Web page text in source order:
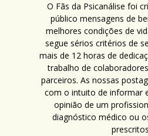
O Fãs da Psicanálise foi
público mensagens de
melhores condições de
segue sérios critérios de
mais de 12 horas de
trabalho de
parceiros. As nossas
com o intuito de informar
opinião de um
diagnóstico médico ou